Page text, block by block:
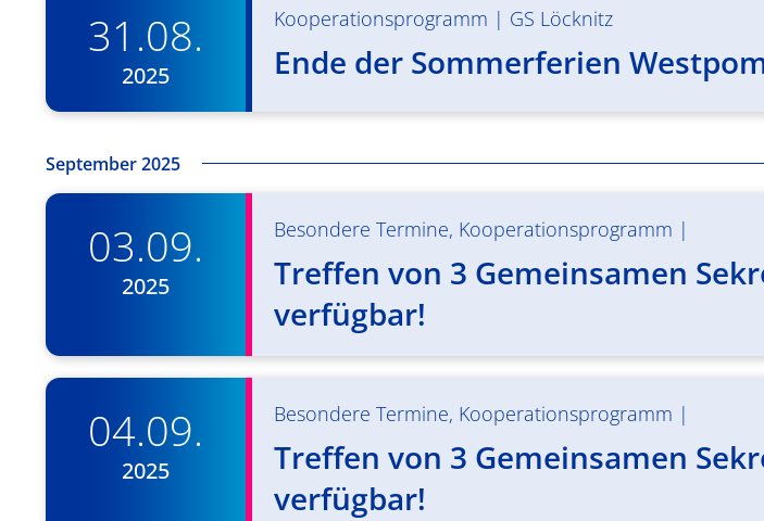
31.08.
2025
Kooperationsprogramm | GS Löcknitz
Ende der Sommerferien
September 2025
03.09.
2025
Besondere Termine, Kooperationsprogramm |
Treffen von 3 Gemeinsamen
verfügbar!
04.09.
2025
Besondere Termine, Kooperationsprogramm |
Treffen von 3 Gemeinsamen
verfügbar!